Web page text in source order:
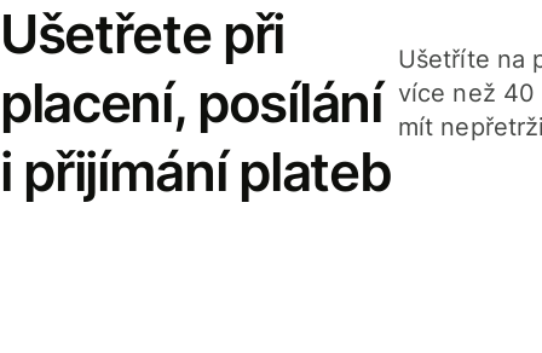
Ušetřete při
placení, posílání
i přijímání plateb
Ušetříte na
více než 40
mít